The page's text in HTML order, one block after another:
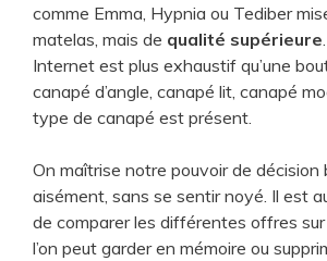
comme Emma, Hypnia ou Tediber
matelas, mais de qualité supérieure.
Internet est plus exhaustif qu’une
canapé d’angle, canapé lit, canapé
type de canapé est présent.
On maîtrise notre pouvoir de décision
aisément, sans se sentir noyé. Il est
de comparer les différentes offres
l’on peut garder en mémoire ou